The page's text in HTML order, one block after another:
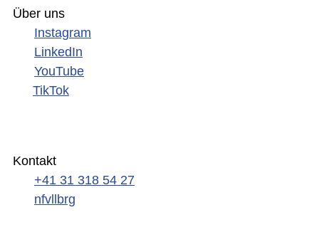
Über uns
Instagram
LinkedIn
YouTube
TikTok
Kontakt
+41 31 318 54 27
nfv brg